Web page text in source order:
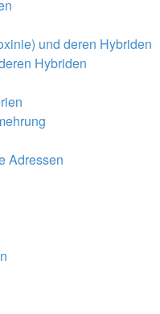
und deren Hybriden
Hybriden
Adressen